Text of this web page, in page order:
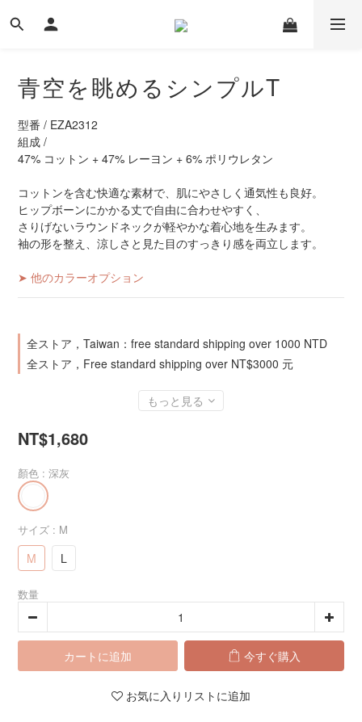
青空を眺めるシンプルT
型番 / EZA2312
組成 /
47% コットン + 47% レーヨン + 6% ポリウレタン
コットンを含む快適な素材で、肌にやさしく通気性も良好。
ヒップボーンにかかる丈で自由に合わせやすく、
さりげないラウンドネックが軽やかな着心地を生みます。
袖の形を整え、涼しさと見た目のすっきり感を両立します。
➤ 他のカラーオプション
全ストア，Taiwan：free standard shipping over 1000 NTD
全ストア，Free standard shipping over NT$3000 元
もっと見る
NT$1,680
顏色 : 深灰
サイズ : M
M L
数量
カートに追加 今すぐ購入
お気に入りリストに追加